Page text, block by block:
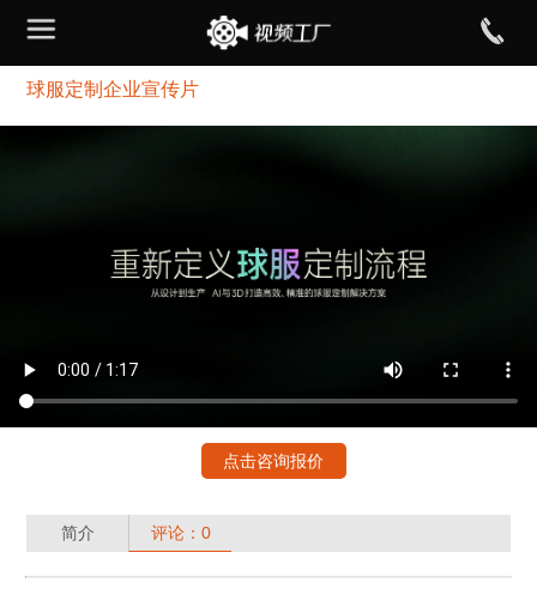
球服定制企业宣传片
点击咨询报价
简介 评论：0